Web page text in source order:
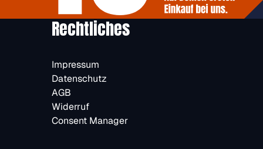
Rechtliches
Impressum
Datenschutz
AGB
Widerruf
Consent Manager